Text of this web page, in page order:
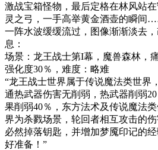
激战宝箱怪物，最后定格在林风站
灵之弓，一手高举黄金酒壶的瞬间
一阵水波缓缓流过，图像渐渐淡去
息：
场景：龙王战士第I幕，魔兽森林，
强化度30％，难度：略难
“龙王战士世界属于传说魔法类世界
通热武器伤害无削弱，热武器削弱
果削弱40％，东方法术及传说魔法
界为杀戮场景，轮回者相互攻击的
必然掉落钥匙，并增加梦魇印记的
好准备！”